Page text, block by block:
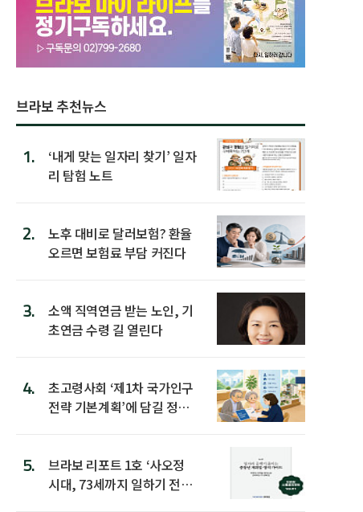
브라보 추천뉴스
1.
‘내게 맞는 일자리 찾기’ 일자
리 탐험 노트
2.
노후 대비로 달러보험? 환율
오르면 보험료 부담 커진다
3.
소액 직역연금 받는 노인, 기
초연금 수령 길 열린다
4.
초고령사회 ‘제1차 국가인구
전략 기본계획’에 담길 정책
5.
브라보 리포트 1호 ‘사오정
시대, 73세까지 일하기 전략’